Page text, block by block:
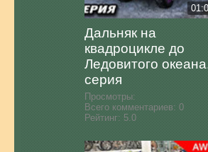
Дальняк на
квадроцикле до
Ледовитого
серия
Просмотры:
Всего комментариев: 0
Рейтинг: 5.0